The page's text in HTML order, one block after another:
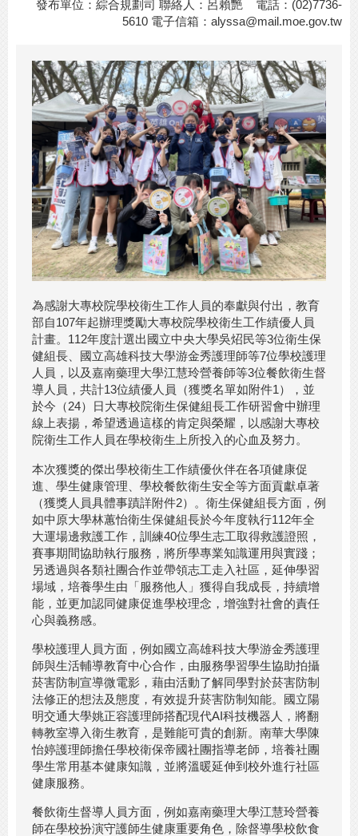
發布單位：綜合規劃司 聯絡人：呂賴艷 電話：(02)7736-
5610 電子信箱： alyssa@mail.moe.gov.tw
為感謝大專校院學校衛生工作人員的奉獻與付出，教育
部自107年起辦理獎勵大專校院學校衛生工作績優人員
計畫。112年度計選出國立中央大學吳炤民等3位衛生保
健組長、國立高雄科技大學游金秀護理師等7位學校護理
人員，以及嘉南藥理大學江慧玲營養師等3位餐飲衛生督
導人員，共計13位績優人員（獲獎名單如附件1），並
於今（24）日大專校院衛生保健組長工作研習會中辦理
線上表揚，希望透過這樣的肯定與榮耀，以感謝大專校
院衛生工作人員在學校衛生上所投入的心血及努力。
本次獲獎的傑出學校衛生工作績優伙伴在各項健康促
進、學生健康管理、學校餐飲衛生安全等方面貢獻卓著
（獲獎人員具體事蹟詳附件2）。衛生保健組長方面，例
如中原大學林蕙怡衛生保健組長於今年度執行112年全
大運場邊救護工作，訓練40位學生志工取得救護證照，
賽事期間協助執行服務，將所學專業知識運用與實踐；
另透過與各類社團合作並帶領志工走入社區，延伸學習
場域，培養學生由「服務他人」獲得自我成長，持續增
能，並更加認同健康促進學校理念，增強對社會的責任
心與義務感。
學校護理人員方面，例如國立高雄科技大學游金秀護理
師與生活輔導教育中心合作，由服務學習學生協助拍攝
菸害防制宣導微電影，藉由活動了解同學對於菸害防制
法修正的想法及態度，有效提升菸害防制知能。國立陽
明交通大學姚正容護理師搭配現代AI科技機器人，將翻
轉教室導入衛生教育，是難能可貴的創新。南華大學陳
怡婷護理師擔任學校衛保帝國社團指導老師，培養社團
學生常用基本健康知識，並將溫暖延伸到校外進行社區
健康服務。
餐飲衛生督導人員方面，例如嘉南藥理大學江慧玲營養
師在學校扮演守護師生健康重要角色，除督導學校飲食